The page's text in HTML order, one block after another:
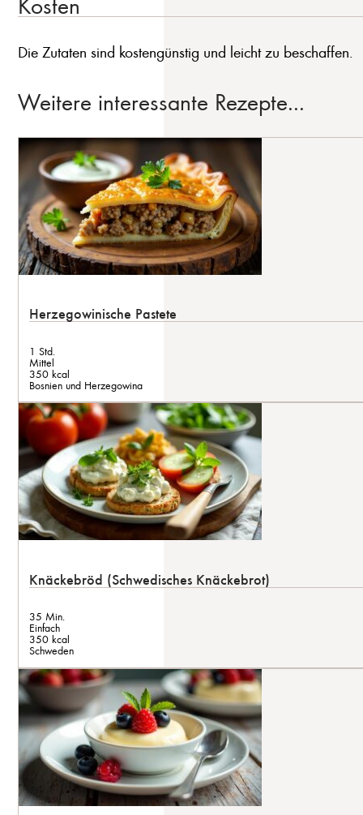
Die Zutaten sind kostengünstig und leicht zu beschaffen.
Weitere interessante Rezepte...
Herzegowinische Pastete
1 Std.
Mittel
350 kcal
Bosnien und Herzegowina
Knäckebröd (Schwedisches Knäckebrot)
35 Min.
Einfach
350 kcal
Schweden